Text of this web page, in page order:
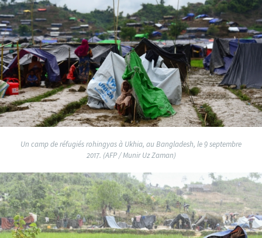
Un camp de réfugiés rohingyas à Ukhia, au Bangladesh, le 9 septembre
2017. (AFP / Munir Uz Zaman)